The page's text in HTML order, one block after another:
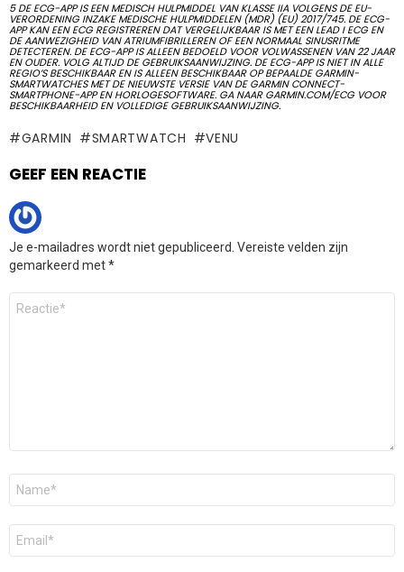
5 DE ECG-APP IS EEN MEDISCH HULPMIDDEL VAN KLASSE IIA VOLGENS DE EU-
VERORDENING INZAKE MEDISCHE HULPMIDDELEN (MDR) (EU) 2017/745. DE ECG-
APP KAN EEN ECG REGISTREREN DAT VERGELIJKBAAR IS MET EEN LEAD I ECG EN
DE AANWEZIGHEID VAN ATRIUMFIBRILLEREN OF EEN NORMAAL SINUSRITME
DETECTEREN. DE ECG-APP IS ALLEEN BEDOELD VOOR VOLWASSENEN VAN 22 JAAR
EN OUDER. VOLG ALTIJD DE GEBRUIKSAANWIJZING. DE ECG-APP IS NIET IN ALLE
REGIO’S BESCHIKBAAR EN IS ALLEEN BESCHIKBAAR OP BEPAALDE GARMIN-
SMARTWATCHES MET DE NIEUWSTE VERSIE VAN DE GARMIN CONNECT-
SMARTPHONE-APP EN HORLOGESOFTWARE. GA NAAR GARMIN.COM/ECG VOOR
BESCHIKBAARHEID EN VOLLEDIGE GEBRUIKSAANWIJZING.
GARMIN SMARTWATCH VENU
GEEF EEN REACTIE
Je e-mailadres wordt niet gepubliceerd. Vereiste velden zijn
gemarkeerd met*
Reactie
Naam
E-
mail
*